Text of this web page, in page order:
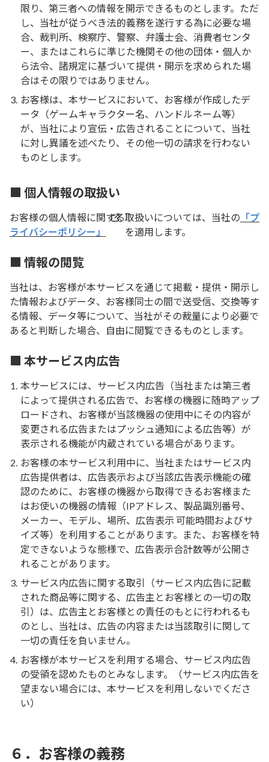
限り、第三者への情報を開示できるものとします。ただ
し、当社が従うべき法的義務を遂行する為に必要な場
合、裁判所、検察庁、警察、弁護士会、消費者センタ
ー、またはこれらに準じた機関その他の団体・個人か
ら法令、諸規定に基づいて提供・開示を求められた場
合はその限りではありません。
お客様は、本サービスにおいて、お客様が作成したデ
ータ（ゲームキャラクター名、ハンドルネーム等）
が、当社により宣伝・広告されることについて、当社
に対し異議を述べたり、その他一切の請求を行わない
ものとします。
■ 個人情報の取扱い
お客様の個人情報に関する取扱いについては、当社の 「プ
ライバシーポリシー」
を適用します。
■ 情報の閲覧
当社は、お客様が本サービスを通じて掲載・提供・開示し
た情報およびデータ、お客様同士の間で送受信、交換等す
る情報、データ等について、当社がその裁量により必要で
あると判断した場合、自由に閲覧できるものとします。
■ 本サービス内広告
本サービスには、サービス内広告（当社または第三者
によって提供される広告で、お客様の機器に随時アップ
ロードされ、お客様が当該機器の使用中にその内容が
変更される広告またはプッシュ通知による広告等）が
表示される機能が内蔵されている場合があります。
お客様の本サービス利用中に、当社またはサービス内
広告提供者は、広告表示および当該広告表示機能の確
認のために、お客様の機器から取得できるお客様また
はお使いの機器の情報（IPアドレス、製品識別番号、
メーカー、モデル、場所、広告表示 可能時間およびサ
イズ等）を利用することがあります。また、お客様を特
定できないような態様で、広告表示合計数等が公開さ
れることがあります。
サービス内広告に関する取引（サービス内広告に記載
された商品等に関する、広告主とお客様との一切の取
引）は、広告主とお客様との責任のもとに行われるも
のとし、当社は、広告の内容または当該取引に関して
一切の責任を負いません。
お客様が本サービスを利用する場合、サービス内広告
の受領を認めたものとみなします。（サービス内広告を
望まない場合には、本サービスを利用しないでくださ
い）
６．お客様の義務